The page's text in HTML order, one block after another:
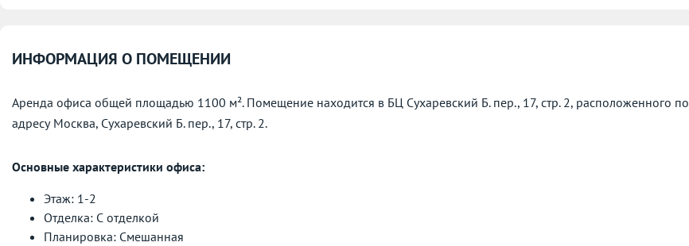
ИНФОРМАЦИЯ О ПОМЕЩЕНИИ
Аренда офиса общей площадью 1100 м². Помещение находится в БЦ Сухаревский Б. пер., 17, стр. 2, расположенного по
адресу Москва, Сухаревский Б. пер., 17, стр. 2.
Основные характеристики офиса:
Этаж: 1-2
Отделка: С отделкой
Планировка: Смешанная